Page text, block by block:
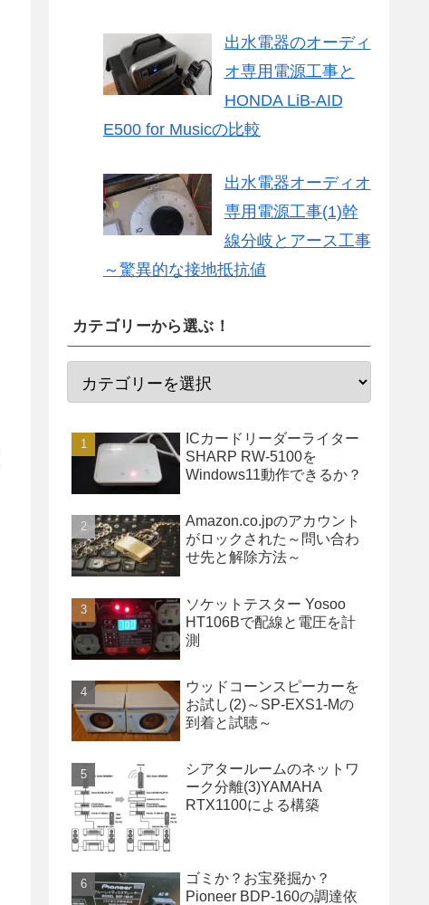
出水電器のオーディ
オ専用電源工事と
HONDA LiB-AID
E500 for Musicの比較
出水電器オーディオ
専用電源工事(1)幹
線分岐とアース工事
～驚異的な接地抵抗値
カテゴリーから選ぶ！
ICカードリーダーライター
SHARP RW-5100を
Windows11動作できるか？
Amazon.co.jpのアカウント
がロックされた～問い合わ
せ先と解除方法～
ソケットテスター Yosoo
HT106Bで配線と電圧を計
測
ウッドコーンスピーカーを
お試し(2)～SP-EXS1-Mの
到着と試聴～
シアタールームのネットワ
ーク分離(3)YAMAHA
RTX1100による構築
ゴミか？お宝発掘か？
Pioneer BDP-160の調達依